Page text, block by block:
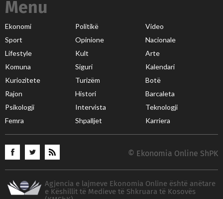
Menu
Ekonomi Politikë
Video
Sport
Opinione
Nacionale
Lifestyle
Kult
Arte
Komuna
Siguri
Kalendari
Kuriozitete
Turizëm
Botë
Rajon
Histori
Barcaleta
Psikologji
Intervista
Teknologji
Femra
Shpalljet Karriera
© Ekonomia Online ShPK
Agjencia e lajmeve Ekonomia Online është anëtare
e Këshillit të Medieve të Shkruara të Kosovës